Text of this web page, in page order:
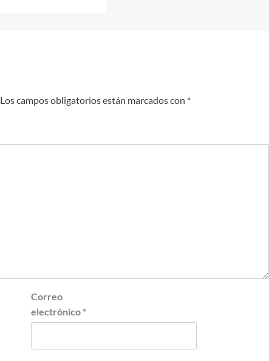
Los campos obligatorios están marcados con *
Correo
electrónico *